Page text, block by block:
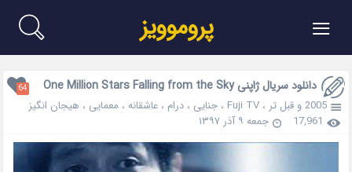
≡ پروموویز
دانلود سریال ژاپنی One Million Stars Falling from the Sky 64
2005 و قبل تر ،Fuji TV ،جنایی ،درام ،عاشقانه ، معمایی ، هیجان انگیز
17,961
جمعه ۹ آذر ۱۳۹۷